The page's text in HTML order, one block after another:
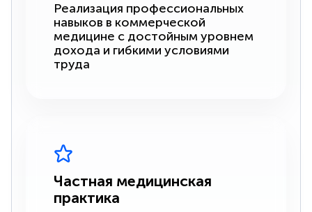
Реализация профессиональных
навыков в коммерческой
медицине с достойным уровнем
дохода и гибкими условиями
труда
Частная медицинская
практика